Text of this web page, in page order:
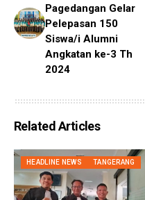
Pagedangan Gelar
Pelepasan 150
Siswa/i Alumni
Angkatan ke-3 Th
2024
Related Articles
HEADLINE NEWS TANGERANG